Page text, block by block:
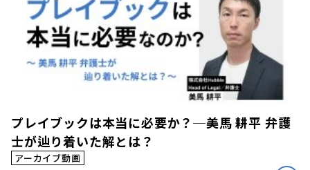
プレイブックは本当に必要か？─美馬 耕平 弁護
士が辿り着いた解とは？
アーカイブ動画